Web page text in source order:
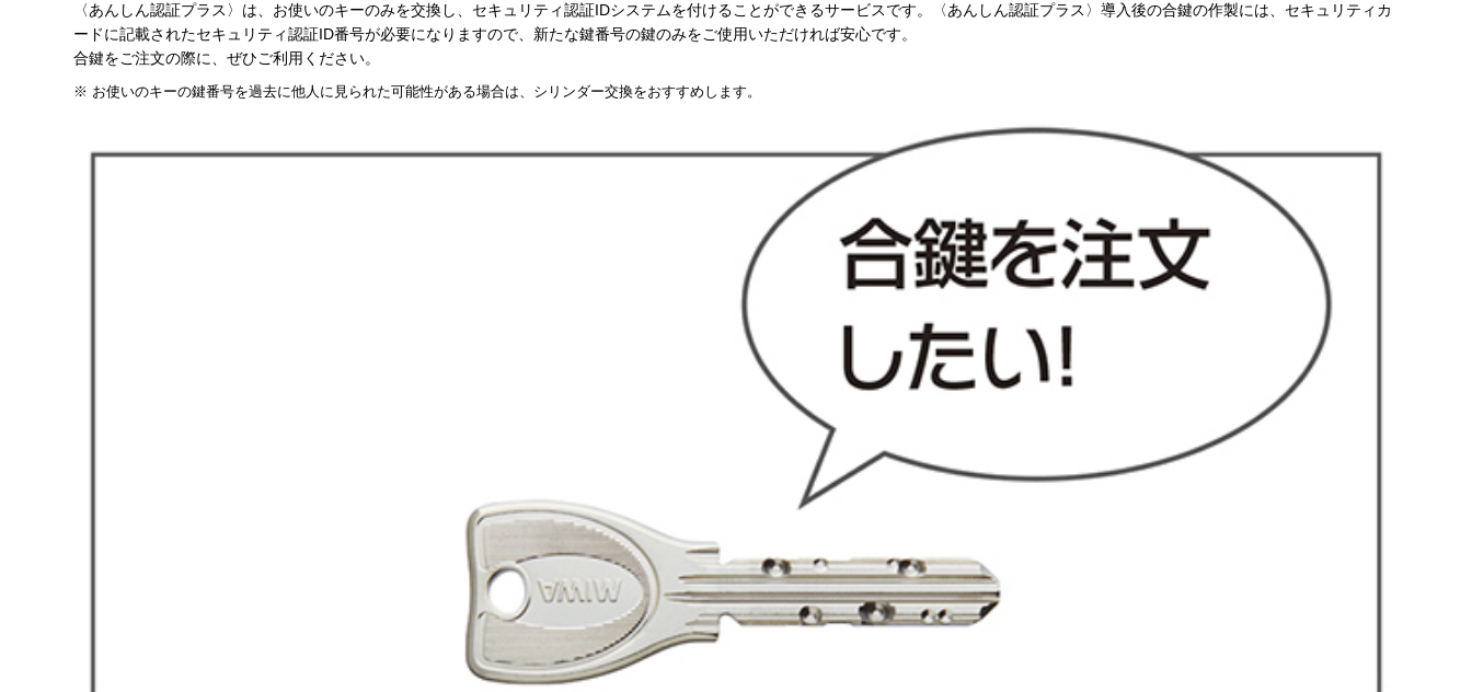
〈あんしん認証プラス〉は、お使いのキーのみを交換し、セキュリティ認証IDシステムを付けることができるサービスです。〈あんしん認証プラス〉導入後の合鍵の作製には、セキュリティカ
ードに記載されたセキュリティ認証ID番号が必要になりますので、新たな鍵番号の鍵のみをご使用いただければ安心です。
合鍵をご注文の際に、ぜひご利用ください。
※ お使いのキーの鍵番号を過去に他人に見られた可能性がある場合は、シリンダー交換をおすすめします。